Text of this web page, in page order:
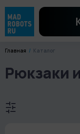
Главная Каталог
Рюкзаки